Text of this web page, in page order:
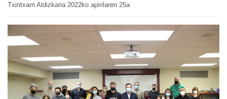
Txintxarri Aldizkaria 2022ko apirilaren 25a